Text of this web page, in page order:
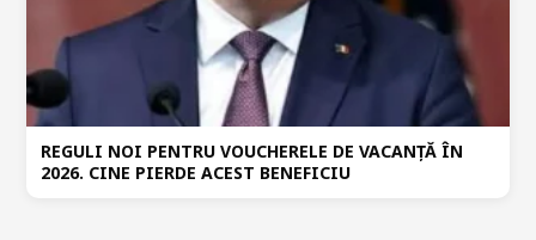
REGULI NOI PENTRU VOUCHERELE DE VACANȚĂ ÎN
2026. CINE PIERDE ACEST BENEFICIU